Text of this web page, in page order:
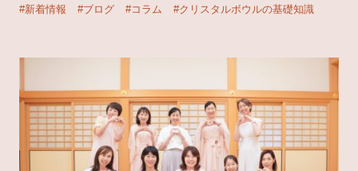
#新着情報 #ブログ #コラム #クリスタルボウルの基礎知識